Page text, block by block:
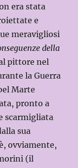
era stata
e
meravigliosi
della
pittore nel
la Guerra
Marte
pronto a
scarmigliata
sua
ovviamente,
(il